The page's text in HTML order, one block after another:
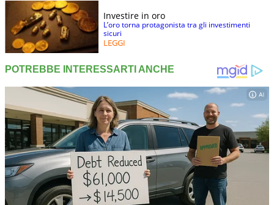
Investire in oro
L’oro torna protagonista tra gli investimenti
sicuri
LEGGI